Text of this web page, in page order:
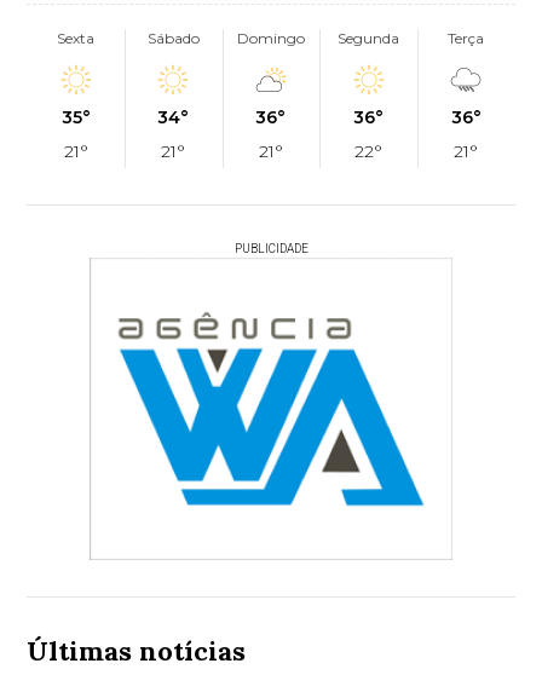
Sexta
35°
21°
Sábado
34°
21°
Domingo
36°
21°
Segunda
36°
22°
Terça
36°
21°
PUBLICIDADE
Últimas notícias